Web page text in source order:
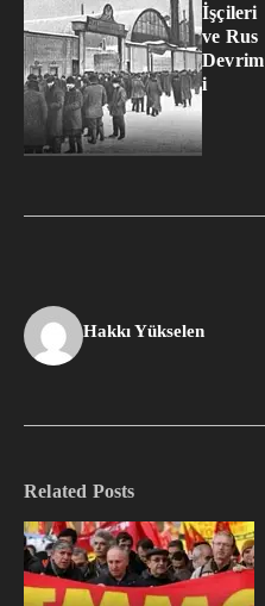
İşçileri
ve Rus
Devrim
i
Hakkı Yükselen
Related Posts